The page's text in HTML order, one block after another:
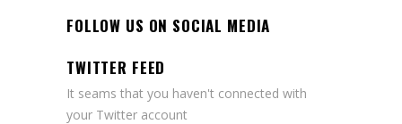
FOLLOW US ON SOCIAL MEDIA
TWITTER FEED
It seams that you haven't connected with
your Twitter account